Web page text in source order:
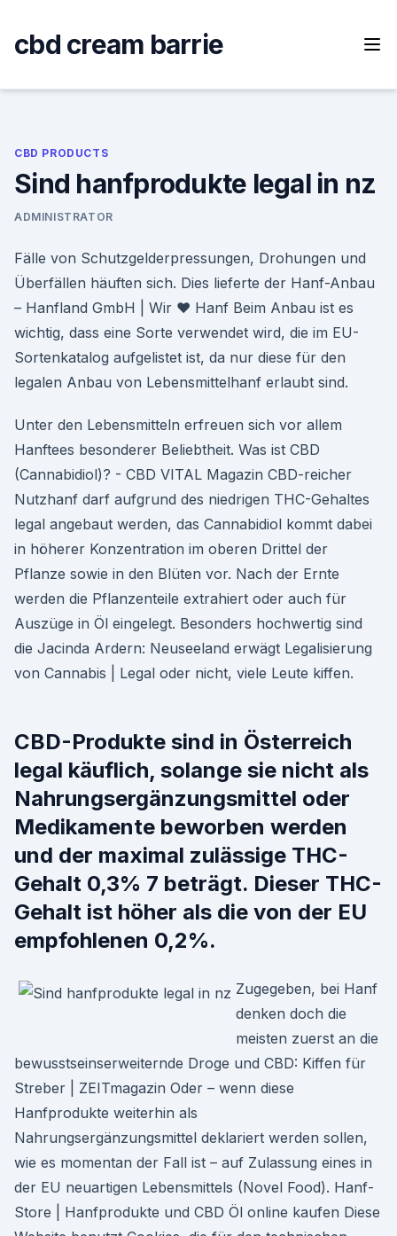
content
cbd cream barrie
CBD PRODUCTS
Sind hanfprodukte legal in nz
ADMINISTRATOR
Fälle von Schutzgelderpressungen, Drohungen und
Überfällen häuften sich. Dies lieferte der Hanf-Anbau
– Hanfland GmbH | Wir ♥ Hanf Beim Anbau ist es
wichtig, dass eine Sorte verwendet wird, die im EU-
Sortenkatalog aufgelistet ist, da nur diese für den
legalen Anbau von Lebensmittelhanf erlaubt sind.
Unter den Lebensmitteln erfreuen sich vor allem
Hanftees besonderer Beliebtheit. Was ist CBD
(Cannabidiol)? - CBD VITAL Magazin CBD-reicher
Nutzhanf darf aufgrund des niedrigen THC-Gehaltes
legal angebaut werden, das Cannabidiol kommt dabei
in höherer Konzentration im oberen Drittel der
Pflanze sowie in den Blüten vor. Nach der Ernte
werden die Pflanzenteile extrahiert oder auch für
Auszüge in Öl eingelegt. Besonders hochwertig sind
die Jacinda Ardern: Neuseeland erwägt Legalisierung
von Cannabis | Legal oder nicht, viele Leute kiffen.
CBD-Produkte sind in Österreich
legal käuflich, solange sie nicht als
Nahrungsergänzungsmittel oder
Medikamente beworben werden
und der maximal zulässige THC-
Gehalt 0,3% 7 beträgt. Dieser THC-
Gehalt ist höher als die von der EU
empfohlenen 0,2%.
Zugegeben, bei Hanf
denken doch die
meisten zuerst an die
bewusstseinserweiternde Droge und CBD: Kiffen für
Streber | ZEITmagazin Oder – wenn diese
Hanfprodukte weiterhin als
Nahrungsergänzungsmittel deklariert werden sollen,
wie es momentan der Fall ist – auf Zulassung eines in
der EU neuartigen Lebensmittels (Novel Food). Hanf-
Store | Hanfprodukte und CBD Öl online kaufen Diese